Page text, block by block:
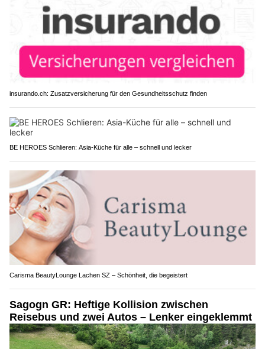
insurando.ch: Zusatzversicherung für den Gesundheitsschutz finden
BE HEROES Schlieren: Asia-Küche für alle – schnell und lecker
Carisma BeautyLounge Lachen SZ – Schönheit, die begeistert
Sagogn GR: Heftige Kollision zwischen
Reisebus und zwei Autos – Lenker eingeklemmt